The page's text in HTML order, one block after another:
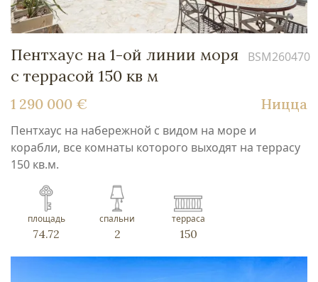
Пентхаус на 1-ой линии моря
с террасой 150 кв м
BSM260470
1 290 000 € Ницца
Пентхаус на набережной с видом на море и
корабли, все комнаты которого выходят на террасу
150 кв.м.
площадь
74.72
спальни
2
терраса
150